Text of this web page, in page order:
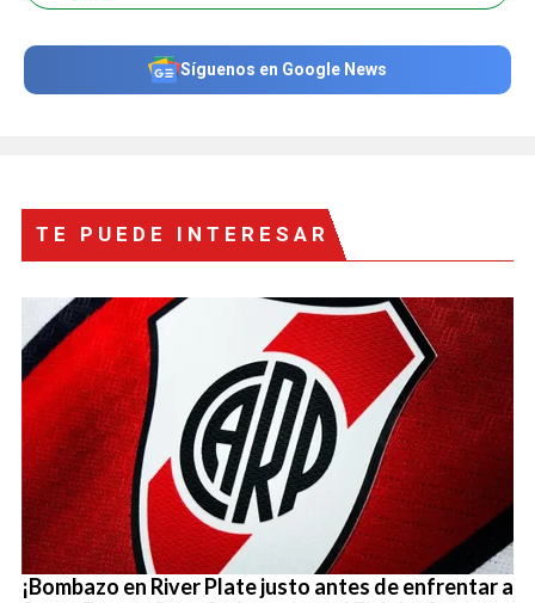
Síguenos en Google News
TE PUEDE INTERESAR
¡Bombazo en River Plate justo antes de enfrentar a